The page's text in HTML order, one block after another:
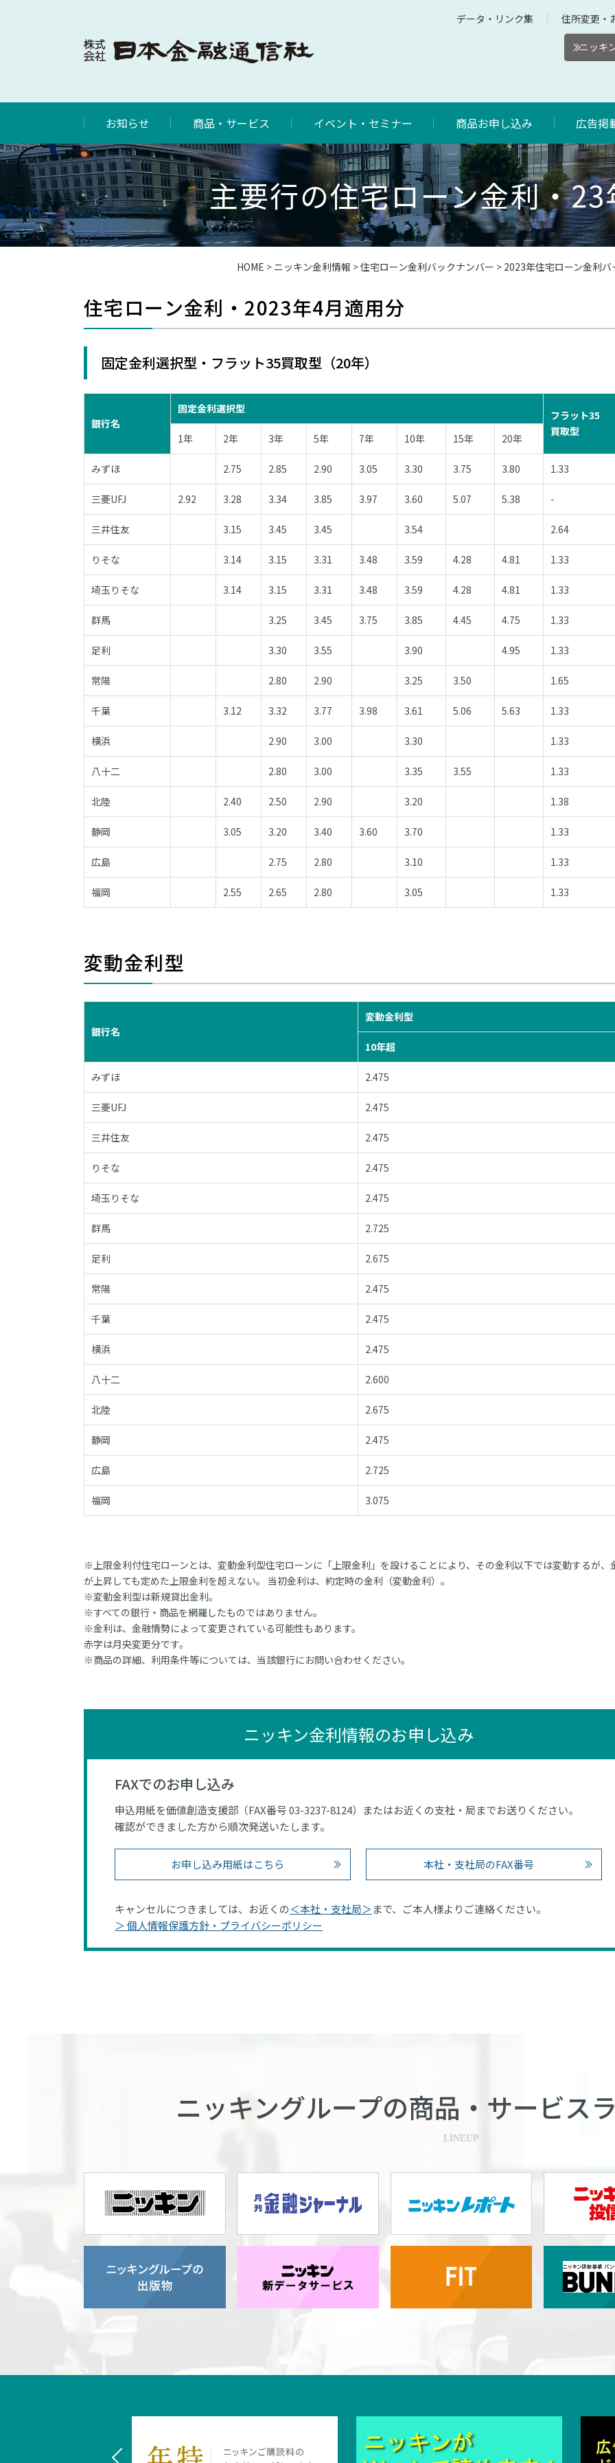
データ・リンク集 住所変更・
ニッキ
お知らせ 商品・サービス イベント・セミナー 商品お申し込み 広告掲
主要行の住宅ローン金利・
HOME > ニッキン金利情報 >住宅ローン金利バックナンバー > 2023年住宅ローン金利
住宅ローン金利・2023年4月適用分
固定金利選択型・フラット35買取型（20年）
銀行名
固定金利選択型
フラット35
買取型
1年 2年 3年 5年 7年 10年 15年 20年
みずほ 2.75 2.85 2.90 3.05 3.30 3.75 3.80 1.33
三菱UFJ 2.92 3.28 3.34 3.85 3.97 3.60 5.07 5.38 -
三井住友 3.15 3.45 3.45 3.54 2.64
りそな 3.14 3.15 3.31 3.48 3.59 4.28 4.81 1.33
埼玉りそな 3.14 3.15 3.31 3.48 3.59 4.28 4.81 1.33
群馬 3.25 3.45 3.75 3.85 4.45 4.75 1.33
足利 3.30 3.55 3.90 4.95 1.33
常陽 2.80 2.90 3.25 3.50 1.65
千葉 3.12 3.32 3.77 3.98 3.61 5.06 5.63 1.33
横浜 2.90 3.00 3.30 1.33
八十二 2.80 3.00 3.35 3.55 1.33
北陸 2.40 2.50 2.90 3.20 1.38
静岡 3.05 3.20 3.40 3.60 3.70 1.33
広島 2.75 2.80 3.10 1.33
福岡 2.55 2.65 2.80 3.05 1.33
変動金利型
銀行名
変動金利型
10年超
みずほ 2.475
三菱UFJ 2.475
三井住友 2.475
りそな 2.475
埼玉りそな 2.475
群馬 2.725
足利 2.675
常陽 2.475
千葉 2.475
横浜 2.475
八十二 2.600
北陸 2.675
静岡 2.475
広島 2.725
福岡 3.075
※上限金利付住宅ローンとは、変動金利型住宅ローンに「上限金利」を設けることにより、その金利以下では変動するが、
が上昇しても定めた上限金利を超えない。 当初金利は、約定時の金利（変動金利）。
※変動金利型は新規貸出金利。
※すべての銀行・商品を網羅したものではありません。
※金利は、金融情勢によって変更されている可能性もあります。
赤字は月央変更分です。
※商品の詳細、利用条件等については、当該銀行にお問い合わせください。
ニッキン金利情報のお申し込み
FAXでのお申し込み
申込用紙を価値創造支援部（FAX番号 03-3237-8124）またはお近くの支社・局までお送りください。
確認ができました方から順次発送いたします。
お申し込み用紙はこちら 本社・支社局のFAX番号
キャンセルにつきましては、お近くの＜本社・支社局＞まで、ご本人様よりご連絡ください。
＞ 個人情報保護方針・プライバシーポリシー
ニッキングループの商品・ サービス
LINEUP